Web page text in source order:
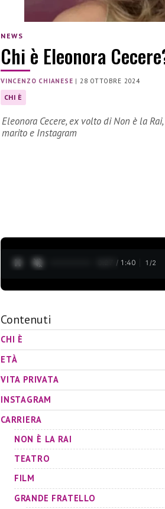
NEWS
Chi è Eleonora
VINCENZO CHIANESE |28 OTTOBRE 2024
CHI È
Eleonora Cecere, ex volto di Non è la
marito e Instagram
0:28 / 1:40 1 /2
Contenuti
CHI È
ETÀ
VITA PRIVATA
INSTAGRAM
CARRIERA
NON È LA RAI
TEATRO
FILM
GRANDE FRATELLO